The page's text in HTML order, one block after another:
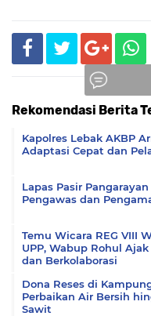
Rekomendasi Berita
Kapolres Lebak AKBP
Adaptasi Cepat dan
Lapas Pasir
Pengawas dan
Temu Wicara REG VIII
UPP, Wabup Rohul
dan Berkolaborasi
Dona Reses di
Perbaikan Air Bersih
Sawit